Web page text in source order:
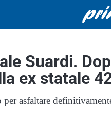
Suardi.
ex statale
asfaltare